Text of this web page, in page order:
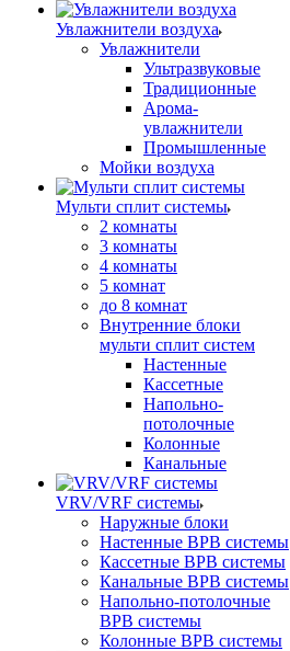
Увлажнители воздуха
Увлажнители
Ультразвуковые
Традиционные
Арома-
увлажнители
Промышленные
Мойки воздуха
Мульти сплит системы
2 комнаты
3 комнаты
4 комнаты
5 комнат
до 8 комнат
Внутренние блоки
мульти сплит систем
Настенные
Кассетные
Напольно-
потолочные
Колонные
Канальные
VRV/VRF системы
Наружные блоки
Настенные ВРВ системы
Кассетные ВРВ системы
Канальные ВРВ системы
Напольно-потолочные
ВРВ системы
Колонные ВРВ системы